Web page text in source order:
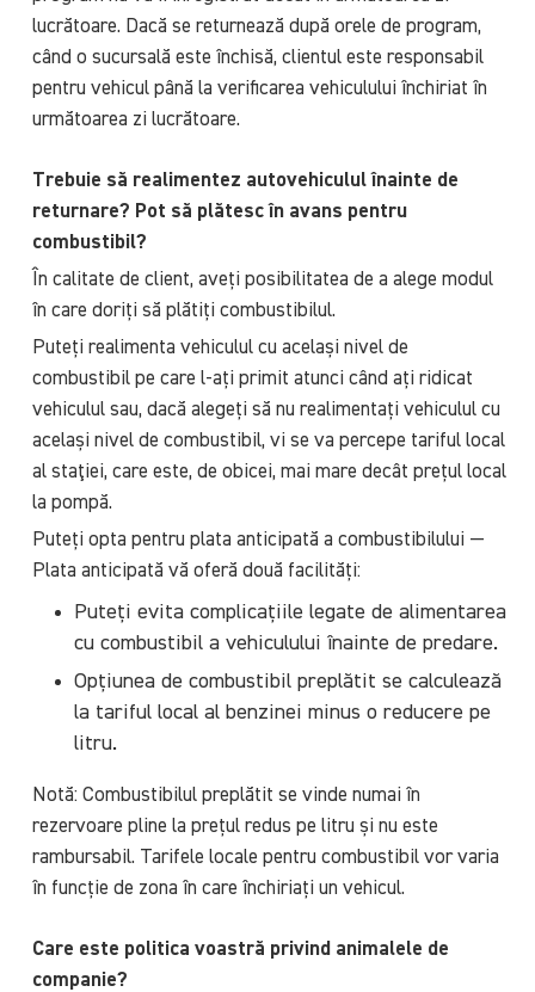
lucrătoare. Dacă se returnează după orele de program,
când o sucursală este închisă, clientul este responsabil
pentru vehicul până la verificarea vehiculului închiriat în
următoarea zi lucrătoare.
Trebuie să realimentez autovehiculul înainte de
returnare? Pot să plătesc în avans pentru
combustibil?
În calitate de client, aveți posibilitatea de a alege modul
în care doriți să plătiți combustibilul.
Puteți realimenta vehiculul cu același nivel de
combustibil pe care l-ați primit atunci când ați ridicat
vehiculul sau, dacă alegeți să nu realimentați vehiculul cu
același nivel de combustibil, vi se va percepe tariful local
al staţiei, care este, de obicei, mai mare decât prețul local
la pompă.
Puteți opta pentru plata anticipată a combustibilului —
Plata anticipată vă oferă două facilități:
Puteți evita complicațiile legate de alimentarea
cu combustibil a vehiculului înainte de predare.
Opțiunea de combustibil preplătit se calculează
la tariful local al benzinei minus o reducere pe
litru.
Notă: Combustibilul preplătit se vinde numai în
rezervoare pline la prețul redus pe litru și nu este
rambursabil. Tarifele locale pentru combustibil vor varia
în funcție de zona în care închiriați un vehicul.
Care este politica voastră privind animalele de
companie?